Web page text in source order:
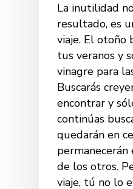
La inutilidad
resultado, es
viaje. El otoño
tus veranos y
vinagre para
Buscarás
encontrar y
continúas
quedarán en
de los otros.
viaje, tú no lo